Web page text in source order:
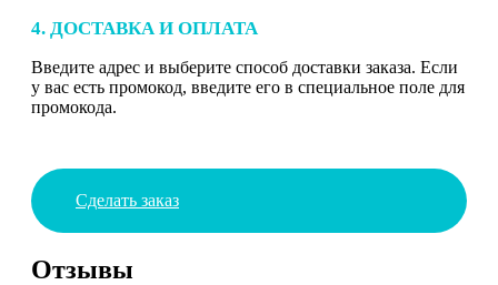
4. ДОСТАВКА И ОПЛАТА
Введите адрес и выберите способ доставки заказа. Если
у вас есть промокод, введите его в специальное поле для
промокода.
Сделать заказ
Отзывы